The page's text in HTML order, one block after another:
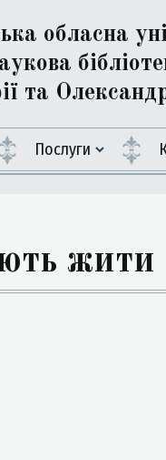
обласна
та
Послуги
жити